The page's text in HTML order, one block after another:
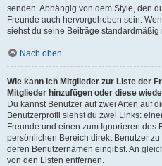
senden. Abhängig von dem Style, den
Freunde auch hervorgehoben sein.
siehst du seine Beiträge standardmäßig
Nach oben
Wie kann ich Mitglieder zur Liste der
Mitglieder hinzufügen oder diese
Du kannst Benutzer auf zwei Arten auf
Benutzerprofil siehst du zwei Links:
Freunde und einen zum Ignorieren des
persönlichen Bereich direkt Benutzer
deren Benutzernamen eingibst. An
von den Listen entfernen.